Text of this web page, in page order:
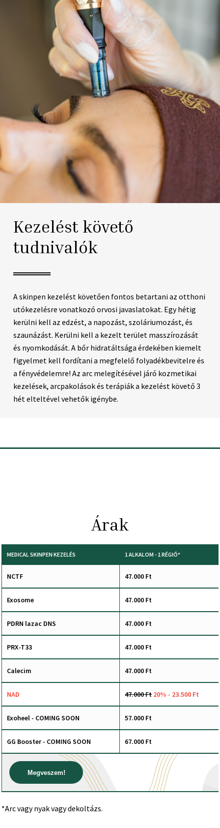
Kezelést követő
tudnivalók
A skinpen kezelést követően fontos betartani az otthoni
utókezelésre vonatkozó orvosi javaslatokat. Egy hétig
kerülni kell az edzést, a napozást, szoláriumozást, és
szaunázást. Kerülni kell a kezelt terület masszírozását
és nyomkodását. A bőr hidratáltsága érdekében kiemelt
figyelmet kell fordítani a megfelelő folyadékbevitelre és
a fényvédelemre! Az arc melegítésével járó kozmetikai
kezelések, arcpakolások és terápiák a kezelést követő 3
hét elteltével vehetők igénybe.
Árak
MEDICAL SKINPEN KEZELÉS 1 ALKALOM - 1 RÉGIÓ*
NCTF 47.000 Ft
Exosome 47.000 Ft
PDRN lazac DNS 47.000 Ft
PRX-T33 47.000 Ft
Calecim 47.000 Ft
NAD 47.000 Ft20% - 23.500 Ft
Exoheel - COMING SOON 57.000 Ft
GG Booster - COMING SOON 67.000 Ft
Megveszem!
*Arc vagy nyak vagy dekoltázs.